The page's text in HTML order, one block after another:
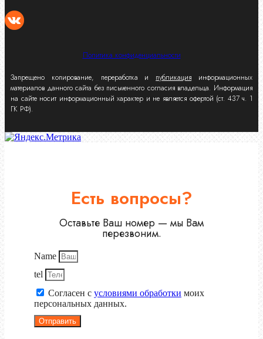
Политика конфиденциальности
Запрещено копирование, переработка и публикация информационных
материалов данного сайта без письменного согласия владельца. Информация
на сайте носит информационный характер и не является офертой (ст. 437 ч. 1
ГК РФ).
Есть вопросы?
Оставьте Ваш номер — мы Вам
перезвоним.
Name
tel
Согласен с условиями обработки моих
персональных данных.
Отправить